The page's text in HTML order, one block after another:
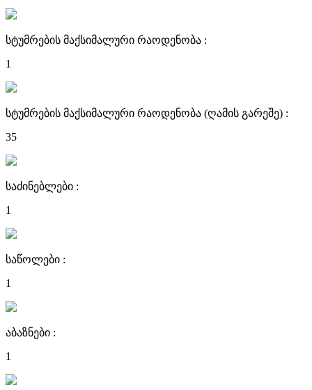
სტუმრების მაქსიმალური რაოდენობა :
1
სტუმრების მაქსიმალური რაოდენობა (ღამის გარეშე) :
35
საძინებლები :
1
საწოლები :
1
აბაზნები :
1